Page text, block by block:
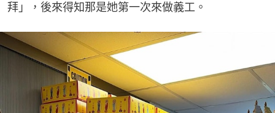
拜」，後來得知那是她第一次來做義工。